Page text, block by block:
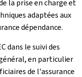
la prise en charge et
adaptées aux
dépendance.
dans le suivi des
en particulier
de l'assurance